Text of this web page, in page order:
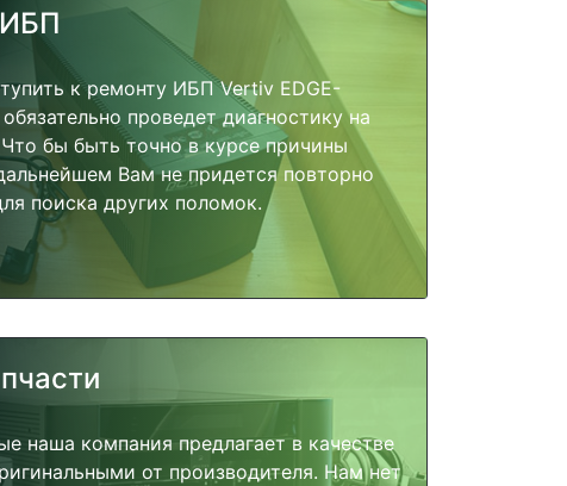
к ремонту ИБП Vertiv EDGE-
проведет диагностику на
бы быть точно в курсе причины
Вам не придется повторно
поиска других поломок.
наша компания предлагает в качестве
от производителя. Нам нет